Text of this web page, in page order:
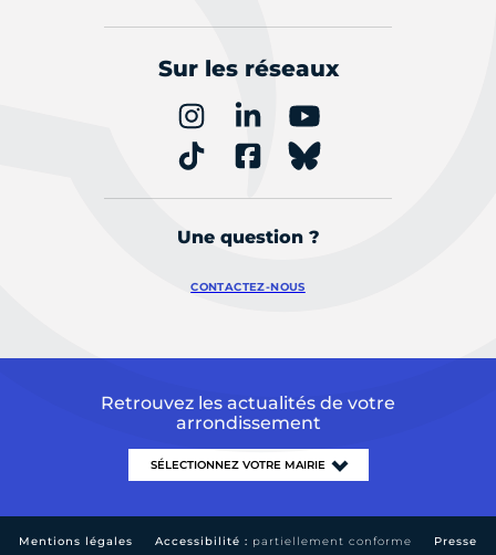
Sur les réseaux
Une question ?
CONTACTEZ-NOUS
Retrouvez les actualités de votre
arrondissement
Mentions légales Accessibilité : partiellement conforme Presse